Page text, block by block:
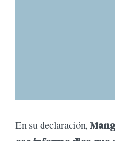
En su declaración,